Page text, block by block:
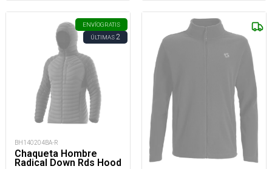
ENVÍOGRATIS
ÚLTIMAS2
BH140204BA-R
Chaqueta Hombre
Radical Down Rds Hood